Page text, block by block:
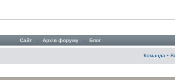
Сайт ‹ Архів форуму ‹ Блог
Команда •